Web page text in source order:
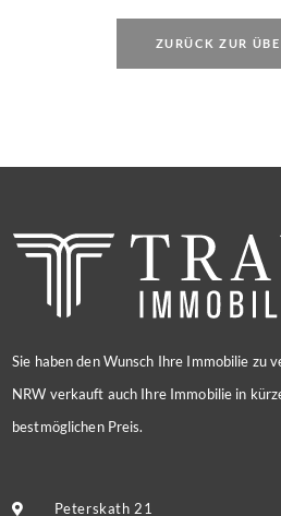
ZURÜCK ZUR
Sie haben den Wunsch Ihre Immobilie zu
NRW verkauft auch Ihre Immobilie in
bestmöglichen Preis.
Peterskath 21